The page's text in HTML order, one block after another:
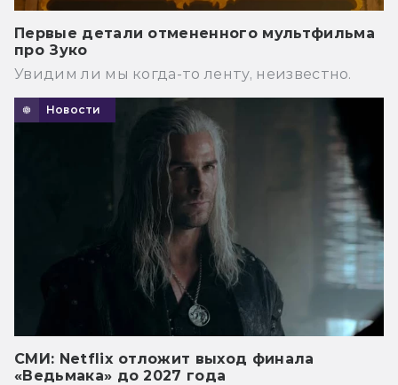
Первые детали отмененного мультфильма
про Зуко
Увидим ли мы когда-то ленту, неизвестно.
Новости
СМИ: Netflix отложит выход финала
«Ведьмака» до 2027 года